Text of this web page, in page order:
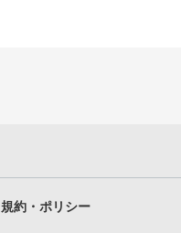
規約・ポリシー